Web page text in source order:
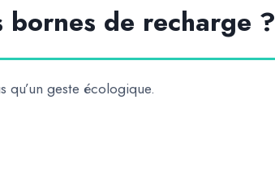
de recharge ?
qu’un geste écologique.